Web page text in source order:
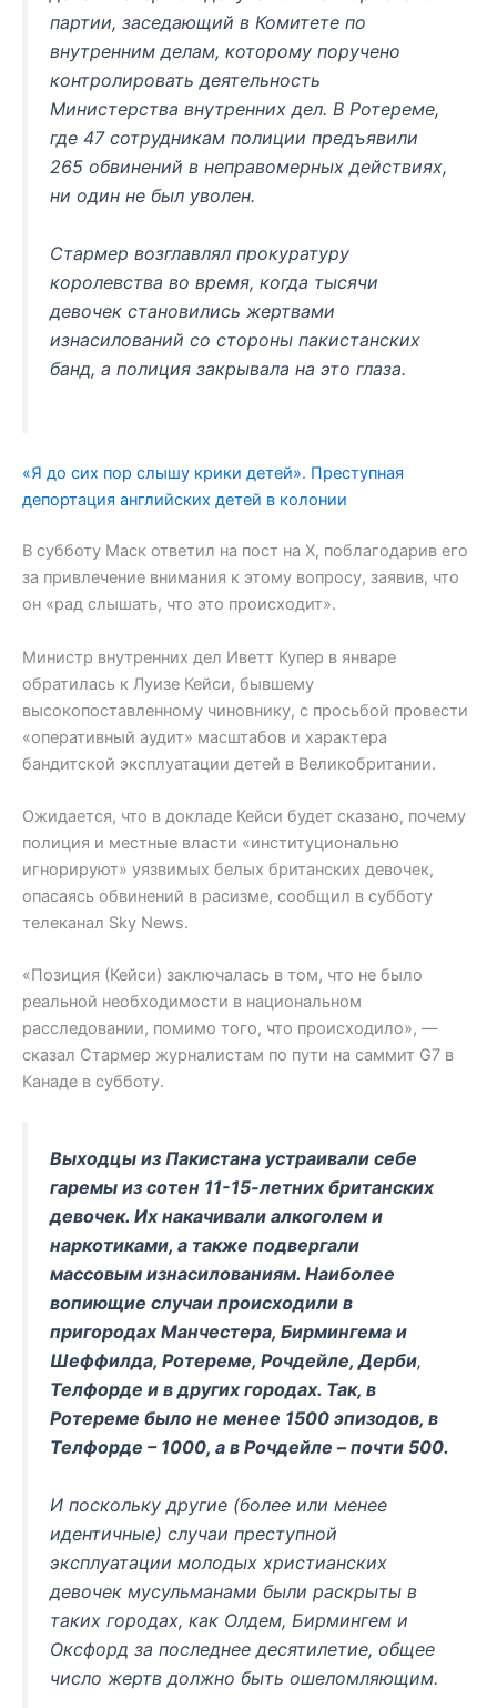
партии, заседающий в Комитете по
внутренним делам, которому поручено
контролировать деятельность
Министерства внутренних дел. В Ротереме,
где 47 сотрудникам полиции предъявили
265 обвинений в неправомерных действиях,
ни один не был уволен.
Стармер возглавлял прокуратуру
королевства во время, когда тысячи
девочек становились жертвами
изнасилований со стороны пакистанских
банд, а полиция закрывала на это глаза.
«Я до сих пор слышу крики детей». Преступная
депортация английских детей в колонии
В субботу Маск ответил на пост на X, поблагодарив его
за привлечение внимания к этому вопросу, заявив, что
он «рад слышать, что это происходит».
Министр внутренних дел Иветт Купер в январе
обратилась к Луизе Кейси, бывшему
высокопоставленному чиновнику, с просьбой провести
«оперативный аудит» масштабов и характера
бандитской эксплуатации детей в Великобритании.
Ожидается, что в докладе Кейси будет сказано, почему
полиция и местные власти «институционально
игнорируют» уязвимых белых британских девочек,
опасаясь обвинений в расизме, сообщил в субботу
телеканал Sky News.
«Позиция (Кейси) заключалась в том, что не было
реальной необходимости в национальном
расследовании, помимо того, что происходило», —
сказал Стармер журналистам по пути на саммит G7 в
Канаде в субботу.
Выходцы из Пакистана устраивали себе
гаремы из сотен 11-15-летних британских
девочек. Их накачивали алкоголем и
наркотиками, а также подвергали
массовым изнасилованиям. Наиболее
вопиющие случаи происходили в
пригородах Манчестера, Бирмингема и
Шеффилда, Ротереме, Рочдейле, Дерби,
Телфорде и в других городах. Так, в
Ротереме было не менее 1500 эпизодов, в
Телфорде – 1000, а в Рочдейле – почти 500.
И поскольку другие (более или менее
идентичные) случаи преступной
эксплуатации молодых христианских
девочек мусульманами были раскрыты в
таких городах, как Олдем, Бирмингем и
Оксфорд за последнее десятилетие, общее
число жертв должно быть ошеломляющим.